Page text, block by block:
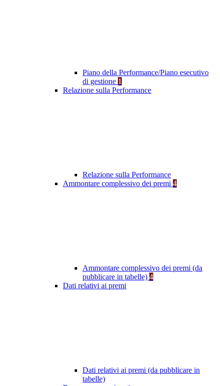
Piano della Performance/Piano esecutivo
di gestione 1
Relazione sulla Performance
Relazione sulla Performance
Ammontare complessivo dei premi 4
Ammontare complessivo dei premi (da
pubblicare in tabelle) 4
Dati relativi ai premi
Dati relativi ai premi (da pubblicare in
tabelle)